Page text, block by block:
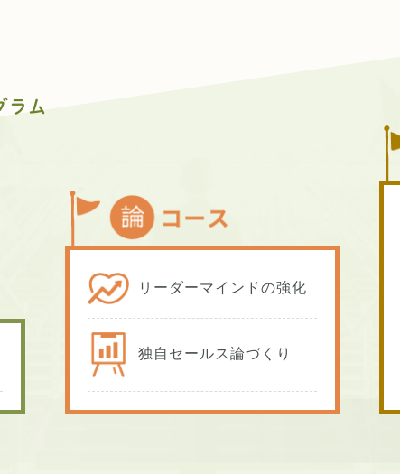
ラム
リーダーマインドの強化
独自セールス論づくり